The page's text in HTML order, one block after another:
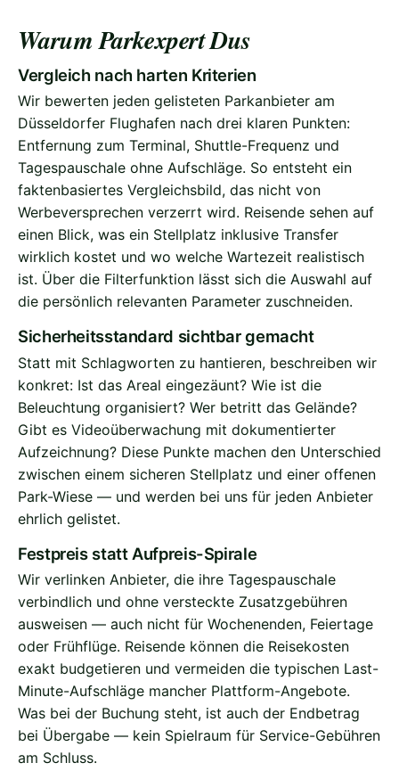
Warum Parkexpert Dus
Vergleich nach harten Kriterien
Wir bewerten jeden gelisteten Parkanbieter am
Düsseldorfer Flughafen nach drei klaren Punkten:
Entfernung zum Terminal, Shuttle-Frequenz und
Tagespauschale ohne Aufschläge. So entsteht ein
faktenbasiertes Vergleichsbild, das nicht von
Werbeversprechen verzerrt wird. Reisende sehen auf
einen Blick, was ein Stellplatz inklusive Transfer
wirklich kostet und wo welche Wartezeit realistisch
ist. Über die Filterfunktion lässt sich die Auswahl auf
die persönlich relevanten Parameter zuschneiden.
Sicherheitsstandard sichtbar gemacht
Statt mit Schlagworten zu hantieren, beschreiben wir
konkret: Ist das Areal eingezäunt? Wie ist die
Beleuchtung organisiert? Wer betritt das Gelände?
Gibt es Videoüberwachung mit dokumentierter
Aufzeichnung? Diese Punkte machen den Unterschied
zwischen einem sicheren Stellplatz und einer offenen
Park-Wiese — und werden bei uns für jeden Anbieter
ehrlich gelistet.
Festpreis statt Aufpreis-Spirale
Wir verlinken Anbieter, die ihre Tagespauschale
verbindlich und ohne versteckte Zusatzgebühren
ausweisen — auch nicht für Wochenenden, Feiertage
oder Frühflüge. Reisende können die Reisekosten
exakt budgetieren und vermeiden die typischen Last-
Minute-Aufschläge mancher Plattform-Angebote.
Was bei der Buchung steht, ist auch der Endbetrag
bei Übergabe — kein Spielraum für Service-Gebühren
am Schluss.